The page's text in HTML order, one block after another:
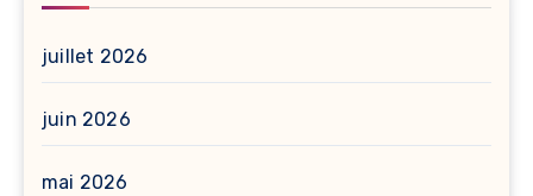
juillet 2026
juin 2026
mai 2026